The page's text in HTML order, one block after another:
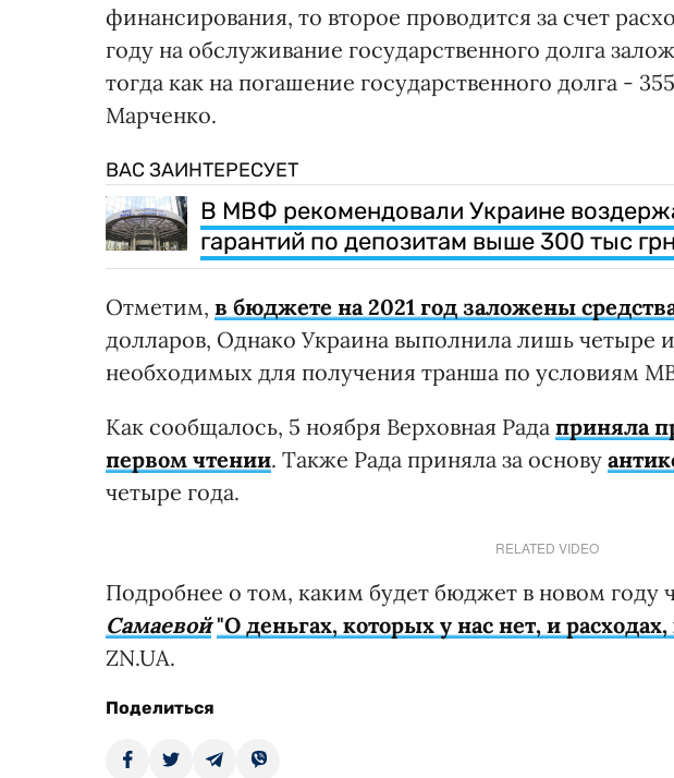
финансирования, то второе проводится за счет
году на обслуживание государственного долга
тогда как на погашение государственного долга -
Марченко.
ВАС ЗАИНТЕРЕСУЕТ
В МВФ рекомендовали Украине
гарантий по депозитам выше 300 тыс грн
Отметим, в бюджете на 2021 год заложены
долларов, Однако Украина выполнила лишь четыре
необходимых для получения транша по условиям
Как сообщалось, 5 ноября Верховная Рада приняла
первом чтении. Также Рада приняла за основу
четыре года.
RELATED VIDEO
Подробнее о том, каким будет бюджет в новом году
Самаевой "О деньгах, которых у нас нет, и
ZN.UA.
Поделиться